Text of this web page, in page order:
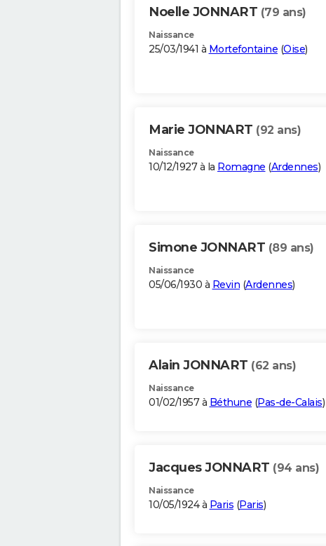
Noelle JONNART (79 ans)
Naissance
25/03/1941 à Mortefontaine (Oise)
Marie JONNART (92 ans)
Naissance
10/12/1927 à la Romagne (Ardennes)
Simone JONNART (89 ans)
Naissance
05/06/1930 à Revin (Ardennes)
Alain JONNART (62 ans)
Naissance
01/02/1957 à Béthune (Pas-de-Calais)
Jacques JONNART (94 ans)
Naissance
10/05/1924 à Paris (Paris)